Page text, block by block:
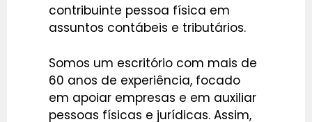
contribuinte pessoa física em
assuntos contábeis e tributários.
Somos um escritório com mais de
60 anos de experiência, focado
em apoiar empresas e em auxiliar
pessoas físicas e jurídicas. Assim,